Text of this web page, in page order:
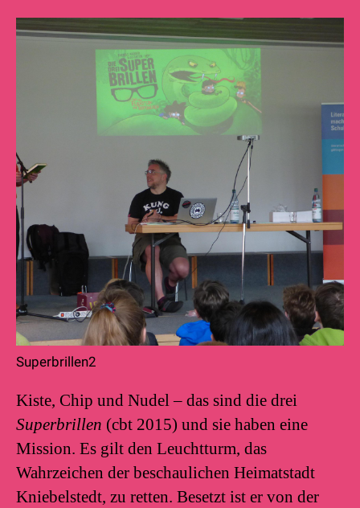
Superbrillen2
Kiste, Chip und Nudel – das sind die drei
Superbrillen (cbt 2015) und sie haben eine
Mission. Es gilt den Leuchtturm, das
Wahrzeichen der beschaulichen Heimatstadt
Kniebelstedt, zu retten. Besetzt ist er von der